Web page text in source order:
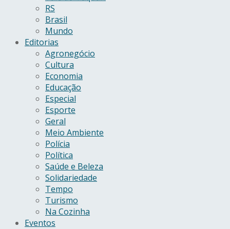
RS
Brasil
Mundo
Editorias
Agronegócio
Cultura
Economia
Educação
Especial
Esporte
Geral
Meio Ambiente
Polícia
Política
Saúde e Beleza
Solidariedade
Tempo
Turismo
Na Cozinha
Eventos